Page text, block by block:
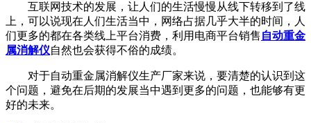
互联网技术的发展，让人们的生活慢慢从线下转移到了线
上，可以说现在人们生活当中，网络占据几乎大半的时间，人
们更多的都在各类线上平台消费，利用电商平台销售 自动重金
属消解仪自然也会获得不俗的成绩。
对于自动重金属消解仪生产厂家来说，要清楚的认识到这
个问题，避免在后期的发展当中遇到更多的问题，也能够有更
好的未来。